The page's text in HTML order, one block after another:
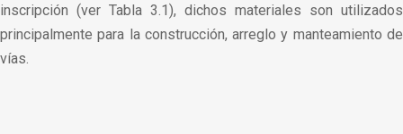
inscripción (ver Tabla 3.1), dichos materiales son utilizados
principalmente para la construcción, arreglo y manteamiento de
vías.